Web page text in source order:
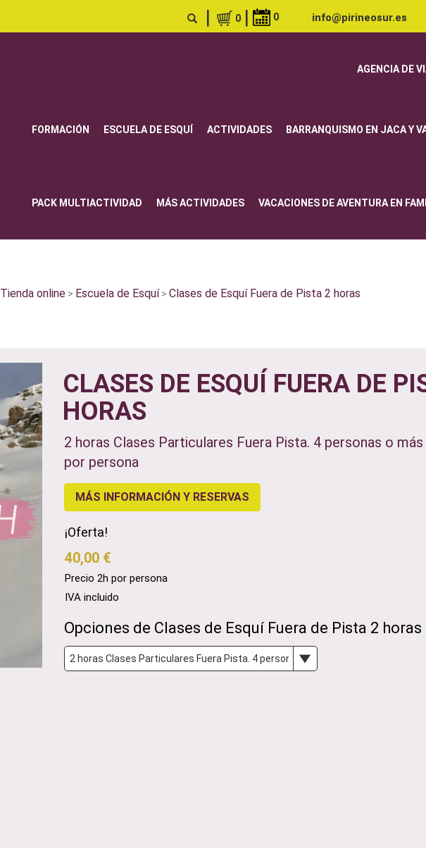
| 0 | 0 info@pirineosur.es
AGENCIA DE
FORMACIÓN ESCUELA DE ESQUÍ ACTIVIDADES BARRANQUISMO EN JACA Y
PACK MULTIACTIVIDAD MÁS ACTIVIDADES VACACIONES DE AVENTURA EN
Tienda online > Escuela de Esquí > Clases de Esquí Fuera de Pista 2 horas
CLASES DE ESQUÍ FUERA DE
HORAS
2 horas Clases Particulares Fuera Pista. 4 personas o más
por persona
MÁS INFORMACIÓN Y RESERVAS
¡Oferta!
40,00 €
Precio 2h por persona
IVA incluido
Opciones de Clases de Esquí Fuera de Pista 2 horas